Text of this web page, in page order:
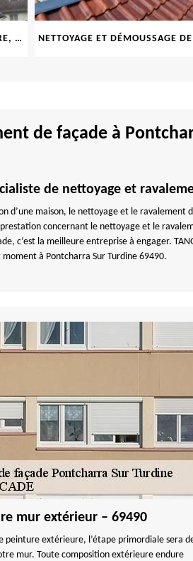
PEINTURE FAÇADE, MURET, TOITURE, BOISERIE, FERRONERIE, GOUTTIÈRE 69
de façade à
de nettoyage et
d’une maison, le nettoyage et le ravalement
prestation concernant le nettoyage et le
c’est la meilleure entreprise à engager.
à Pontcharra Sur Turdine 69490.
mur extérieur – 69490
peinture extérieure, l’étape primordiale sera
mur. Toute composition extérieure endure